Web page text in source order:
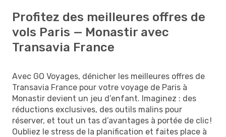
Profitez des meilleures offres de
vols Paris — Monastir avec
Transavia France
Avec GO Voyages, dénicher les meilleures offres de
Transavia France pour votre voyage de Paris à
Monastir devient un jeu d’enfant. Imaginez : des
réductions exclusives, des outils malins pour
réserver, et tout un tas d’avantages à portée de clic !
Oubliez le stress de la planification et faites place à